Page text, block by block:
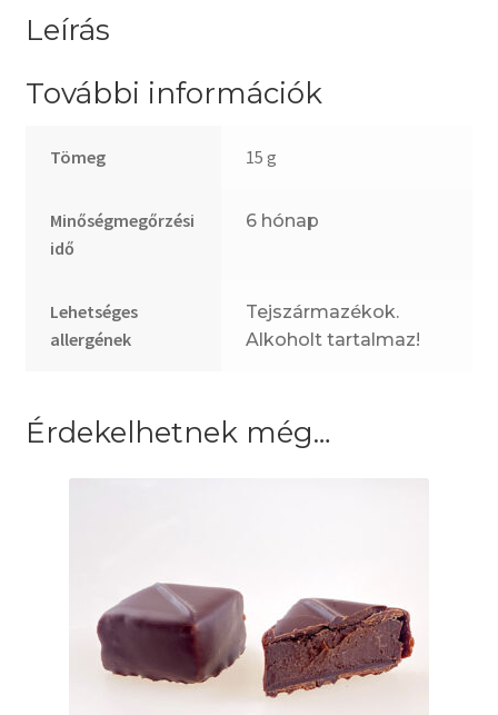
Leírás
További információk
Tömeg 15 g
Minőségmegőrzési
idő
6 hónap
Lehetséges
allergének
Tejszármazékok.
Alkoholt tartalmaz!
Érdekelhetnek még…